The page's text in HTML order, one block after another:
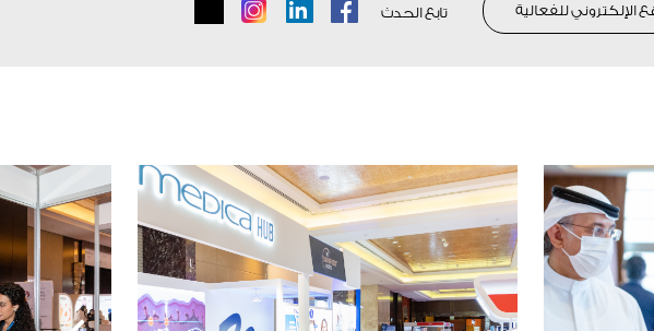
الإلكتروني للفعالية تابع الحدث Facebook
LinkedIn
Instagram